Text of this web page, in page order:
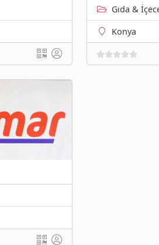
Gıda &
Konya